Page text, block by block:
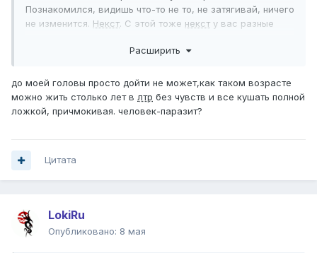
Познакомился, видишь что-то не то, не затягивай, ничего
не изменится. Некст. С этой тоже некст у вас разные
Расширить
до моей головы просто дойти не может,как таком возрасте
можно жить столько лет в лтр без чувств и все кушать полной
ложкой, причмокивая. человек-паразит?
Цитата
LokiRu
Опубликовано: 8 мая